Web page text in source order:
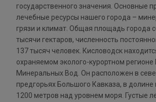
государственного значения. Основные
лечебные ресурсы нашего города –
грязи и климат. Общая площадь города
тысячи гектаров, численность
137 тысяч человек. Кисловодск
охраняемом эколого-курортном регионе
Минеральных Вод. Он расположен в
предгорьях Большого Кавказа, в долине
1200 метров над уровнем моря. Густые